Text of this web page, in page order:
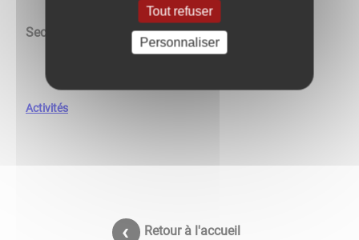
Secrétaire : Mélanie DANDOIT
Activités
Retour à l'accueil
Tout refuser
Personnaliser